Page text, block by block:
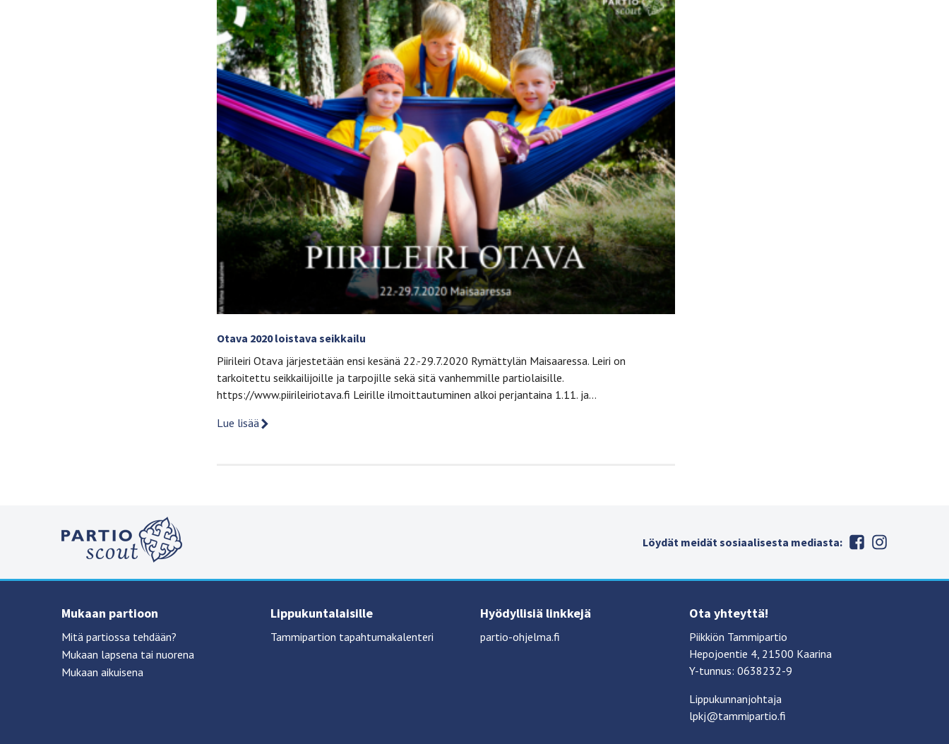
Otava 2020 loistava seikkailu
Piirileiri Otava järjestetään ensi kesänä 22.-29.7.2020 Rymättylän Maisaaressa. Leiri on
tarkoitettu seikkailijoille ja tarpojille sekä sitä vanhemmille partiolaisille.
https://www.piirileiriotava.fi Leirille ilmoittautuminen alkoi perjantaina 1.11. ja…
Lue lisää
Löydät meidät sosiaalisesta mediasta:
Mukaan partioon
Mitä partiossa tehdään?
Mukaan lapsena tai nuorena
Mukaan aikuisena
Lippukuntalaisille
Tammipartion tapahtumakalenteri
Hyödyllisiä linkkejä
partio-ohjelma.fi
Ota yhteyttä!
Piikkiön Tammipartio
Hepojoentie 4, 21500 Kaarina
Y-tunnus: 0638232-9
Lippukunnanjohtaja
lpkj@tammipartio.fi